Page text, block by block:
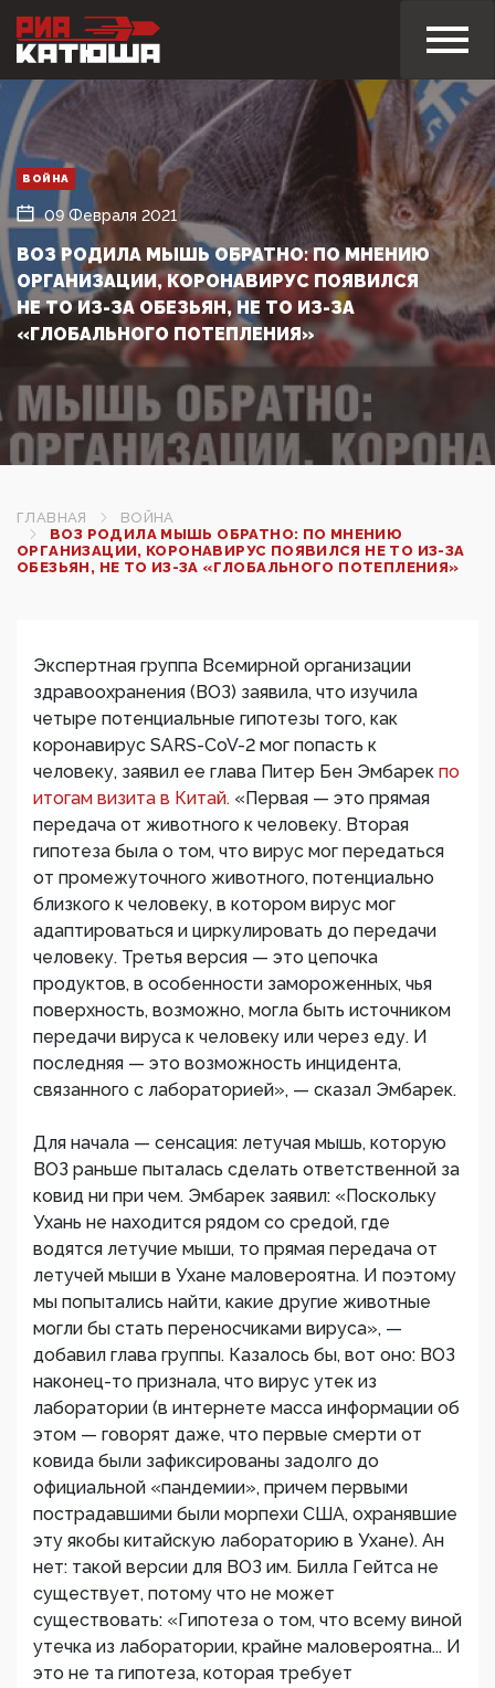
ВОЙНА
09 Февраля 2021
ВОЗ РОДИЛА МЫШЬ ОБРАТНО: ПО МНЕНИЮ
ОРГАНИЗАЦИИ, КОРОНАВИРУС ПОЯВИЛСЯ
НЕ ТО ИЗ-ЗА ОБЕЗЬЯН, НЕ ТО ИЗ-ЗА
«ГЛОБАЛЬНОГО ПОТЕПЛЕНИЯ»
ГЛАВНАЯ
ВОЙНА
ВОЗ РОДИЛА МЫШЬ ОБРАТНО: ПО МНЕНИЮ
ОРГАНИЗАЦИИ, КОРОНАВИРУС ПОЯВИЛСЯ НЕ ТО ИЗ-ЗА
ОБЕЗЬЯН, НЕ ТО ИЗ-ЗА «ГЛОБАЛЬНОГО ПОТЕПЛЕНИЯ»
Экспертная группа Всемирной организации
здравоохранения (ВОЗ) заявила, что изучила
четыре потенциальные гипотезы того, как
коронавирус SARS-CoV-2 мог попасть к
человеку, заявил ее глава Питер Бен Эмбарек по
итогам визита в Китай. «Первая — это прямая
передача от животного к человеку. Вторая
гипотеза была о том, что вирус мог передаться
от промежуточного животного, потенциально
близкого к человеку, в котором вирус мог
адаптироваться и циркулировать до передачи
человеку. Третья версия — это цепочка
продуктов, в особенности замороженных, чья
поверхность, возможно, могла быть источником
передачи вируса к человеку или через еду. И
последняя — это возможность инцидента,
связанного с лабораторией», — сказал Эмбарек.
Для начала — сенсация: летучая мышь, которую
ВОЗ раньше пыталась сделать ответственной за
ковид ни при чем. Эмбарек заявил: «Поскольку
Ухань не находится рядом со средой, где
водятся летучие мыши, то прямая передача от
летучей мыши в Ухане маловероятна. И поэтому
мы попытались найти, какие другие животные
могли бы стать переносчиками вируса», —
добавил глава группы. Казалось бы, вот оно: ВОЗ
наконец-то признала, что вирус утек из
лаборатории (в интернете масса информации об
этом — говорят даже, что первые смерти от
ковида были зафиксированы задолго до
официальной «пандемии», причем первыми
пострадавшими были морпехи США, охранявшие
эту якобы китайскую лабораторию в Ухане). Ан
нет: такой версии для ВОЗ им. Билла Гейтса не
существует, потому что не может
существовать: «Гипотеза о том, что всему виной
утечка из лаборатории, крайне маловероятна... И
это не та гипотеза, которая требует